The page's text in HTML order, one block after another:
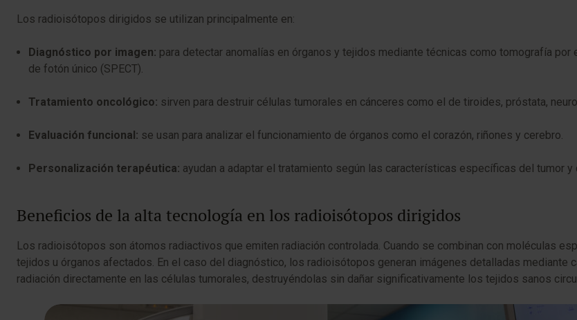
Los radioisótopos dirigidos se utilizan principalmente en:
Diagnóstico por imagen: para detectar anomalías en órganos y tejidos mediante técnicas como tomografía
de fotón único (SPECT).
Tratamiento oncológico: sirven para destruir células tumorales en cánceres como el de tiroides, próstata,
Evaluación funcional: se usan para analizar el funcionamiento de órganos como el corazón, riñones y cerebro.
Personalización terapéutica: ayudan a adaptar el tratamiento según las características específicas del tumor y
Beneficios de la alta tecnología en los radioisótopos dirigidos
Los radioisótopos son átomos radiactivos que emiten radiación controlada. Cuando se combinan con moléculas
tejidos u órganos afectados. En el caso del diagnóstico, los radioisótopos generan imágenes detalladas mediante
radiación directamente en las células tumorales, destruyéndolas sin dañar significativamente los tejidos sanos